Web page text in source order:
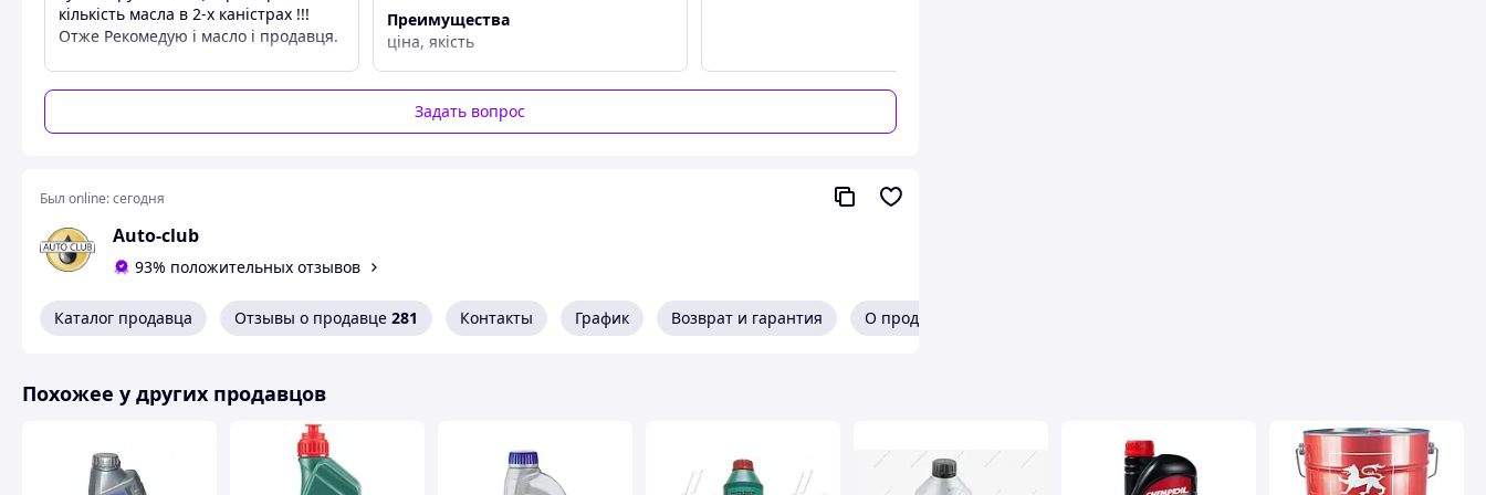
Допуск OEM VAG : G 052 911 (TL 529 11),G 050 150 (TL 501 50, G50)
Допуск OEM Volvo: 97308
Похожие товары по характеристикам
кількість масла в 2-х каністрах !!!
Отже Рекомедую і масло і продавця.
Преимущества
Ціна
Преимущества
ціна, якість
Недостатки
немає
Задать вопрос
Был online:сегодня
Auto-club
93% положительных отзывов
Каталог продавца Отзывы о продавце 281 Контакты График Возврат и гарантия О продавце
Похожее у других продавцов